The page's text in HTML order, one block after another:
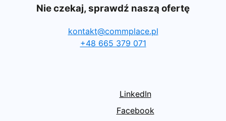
Nie czekaj, sprawdź naszą ofertę
kontakt@commplace.pl
+48 665 379 071
LinkedIn
Facebook